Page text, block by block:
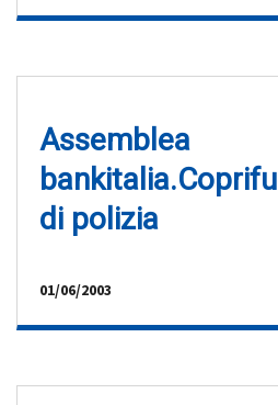
Assemblea
di polizia
01/06/2003